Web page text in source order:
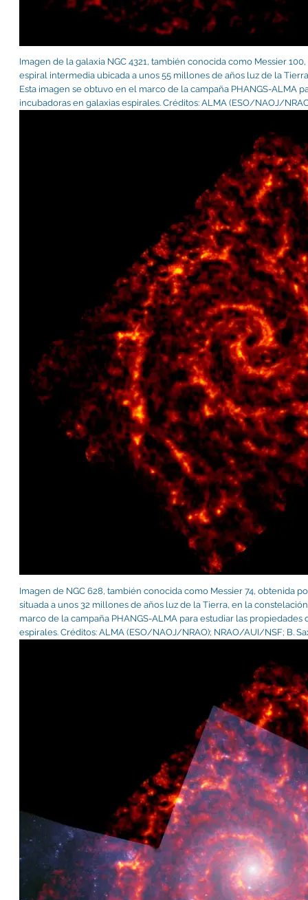
Imagen de la galaxia NGC 4321, también conocida como Messier
espiral intermedia ubicada a unos 55 millones de años luz de la
Esta imagen se obtuvo en el marco de la campaña PHANGS-ALMA
incubadoras en galaxias espirales. Créditos: ALMA (ESO/NAOJ/
Imagen de NGC 628, también conocida como Messier 74, obtenida
situada a unos 32 millones de años luz de la Tierra, en la
marco de la campaña PHANGS-ALMA para estudiar las propiedades
espirales. Créditos: ALMA (ESO/NAOJ/NRAO); NRAO/AUI/NSF; B.